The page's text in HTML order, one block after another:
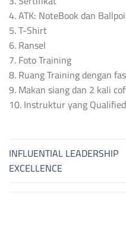
4. ATK: NoteBook dan
5. T-Shirt
6. Ransel
7. Foto Training
8. Ruang Training dengan
9. Makan siang dan 2 kali
10. Instruktur yang Qualified
INFLUENTIAL LEADERSHIP
EXCELLENCE